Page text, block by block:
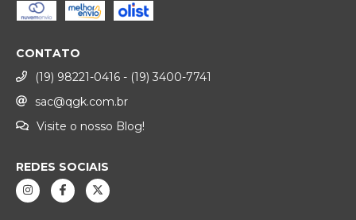
CONTATO
(19) 98221-0416 - (19) 3400-7741
sac@qgk.com.br
Visite o nosso Blog!
REDES SOCIAIS